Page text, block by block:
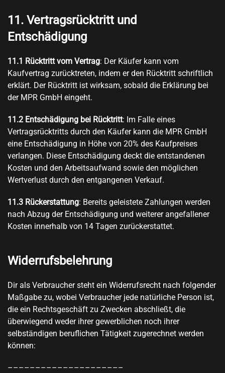
11. Vertragsrücktritt und
Entschädigung
11.1 Rücktritt vom Vertrag: Der Käufer kann vom
Kaufvertrag zurücktreten, indem er den Rücktritt schriftlich
erklärt. Der Rücktritt ist wirksam, sobald die Erklärung bei
der MPR GmbH eingeht.
11.2 Entschädigung bei Rücktritt: Im Falle eines
Vertragsrücktritts durch den Käufer kann die MPR GmbH
eine Entschädigung in Höhe von 20% des Kaufpreises
verlangen. Diese Entschädigung deckt die entstandenen
Kosten und den Arbeitsaufwand sowie den möglichen
Wertverlust durch den entgangenen Verkauf.
11.3 Rückerstattung: Bereits geleistete Zahlungen werden
nach Abzug der Entschädigung und weiterer angefallener
Kosten innerhalb von 14 Tagen zurückerstattet.
Widerrufsbelehrung
Dir als Verbraucher steht ein Widerrufsrecht nach folgender
Maßgabe zu, wobei Verbraucher jede natürliche Person ist,
die ein Rechtsgeschäft zu Zwecken abschließt, die
überwiegend weder ihrer gewerblichen noch ihrer
selbständigen beruflichen Tätigkeit zugerechnet werden
können:
–––––––––––––––––––––